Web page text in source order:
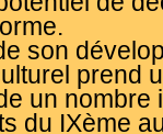
son
prend
un
du IXème